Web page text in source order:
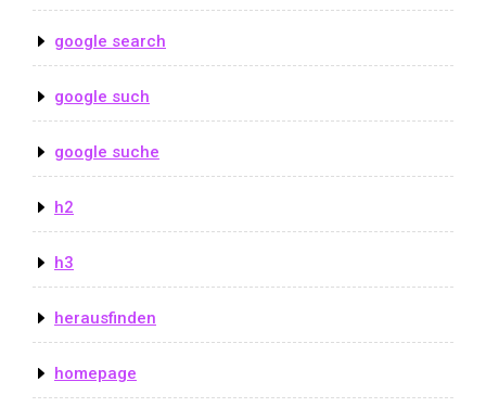
google search
google such
google suche
h2
h3
herausfinden
homepage